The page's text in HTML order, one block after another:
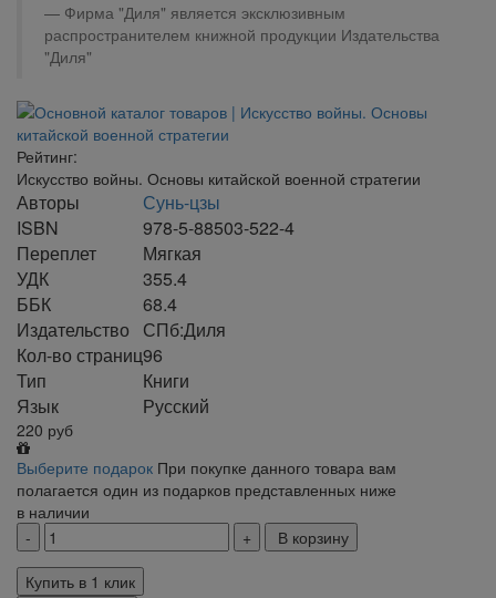
Фирма "Диля" является эксклюзивным
распространителем книжной продукции Издательства
"Диля"
Рейтинг:
Искусство войны. Основы китайской военной стратегии
Авторы
Сунь-цзы
ISBN
978-5-88503-522-4
Переплет
Мягкая
УДК
355.4
ББК
68.4
Издательство
СПб:Диля
Кол-во страниц96
Тип
Книги
Язык
Русский
220 руб
Выберите подарок При покупке данного товара вам
полагается один из подарков представленных ниже
в наличии
В корзину
Купить в 1 клик